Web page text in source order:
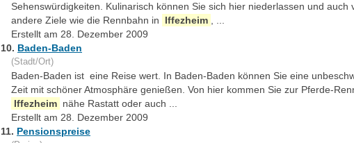
Sehenswürdigkeiten. Kulinarisch können Sie sich hier niederlassen und auch
andere Ziele wie die Rennbahn in
Iffezheim
Erstellt am 28. Dezember 2009
10. Baden-Baden
(Stadt/Ort)
Baden-Baden ist eine Reise wert. In Baden-Baden können Sie eine
Zeit mit schöner Atmosphäre genießen. Von hier kommen Sie zur Pferde-
Iffezheim nähe Rastatt oder auch ...
Erstellt am 28. Dezember 2009
11. Pensionspreise